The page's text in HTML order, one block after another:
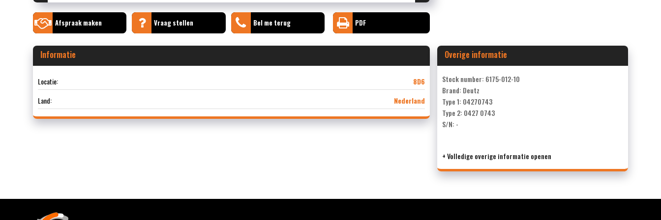
Afspraak maken Vraag stellen Bel me terug PDF
Informatie
Locatie:
8D6
Land:
Nederland
Overige informatie
Stock number: 6175-012-10
Brand: Deutz
Type 1: 04270743
Type 2: 0427 0743
S/N: -
+ Volledige overige informatie openen